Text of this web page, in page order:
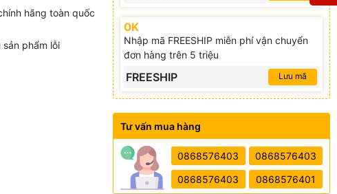
hãng toàn quốc
sản phẩm lỗi
0K
Nhập mã FREESHIP miễn phí vận chuyển
đơn hàng trên 5 triệu
FREESHIP Lưu mã
Tư vấn mua hàng
0868576403 0868576403
0868576403 0868576401